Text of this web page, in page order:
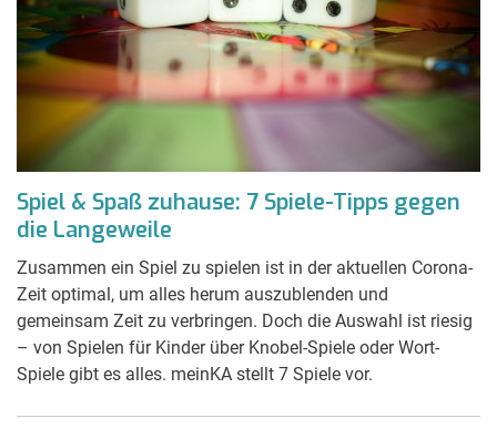
Spiel & Spaß zuhause: 7 Spiele-Tipps gegen
die Langeweile
Zusammen ein Spiel zu spielen ist in der aktuellen Corona-
Zeit optimal, um alles herum auszublenden und
gemeinsam Zeit zu verbringen. Doch die Auswahl ist riesig
– von Spielen für Kinder über Knobel-Spiele oder Wort-
Spiele gibt es alles. meinKA stellt 7 Spiele vor.